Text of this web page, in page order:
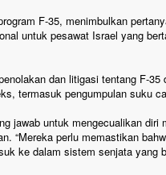
F-35, menimbulkan
untuk pesawat Israel yang
dan litigasi tentang F-
termasuk pengumpulan suku
jawab untuk mengecualikan diri
“Mereka perlu memastikan
ke dalam sistem senjata yang